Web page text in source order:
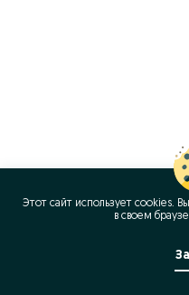
Этот сайт использует cookies.
в своeм